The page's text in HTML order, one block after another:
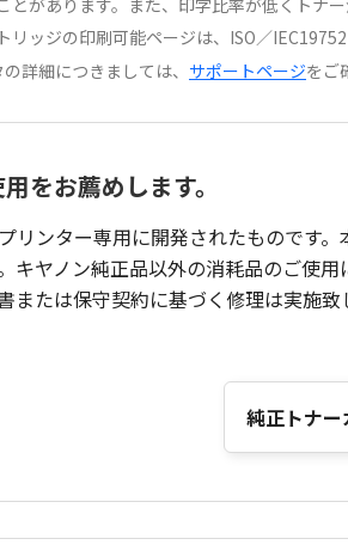
とがあります。また、印字比率が低くトナ
ッジの印刷可能ページは、ISO／
詳細につきましては、 サポートページをご
をお薦めします。
リンター専用に開発されたものです
キヤノン純正品以外の消耗品のご使
または保守契約に基づく修理は実施
純正トナ